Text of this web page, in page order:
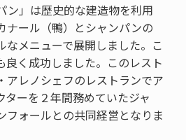
ン」は歴史的な建造物を利用
ナール（鴨）とシャンパンの
なメニューで展開しました。こ
良く成功しました。このレスト
アレノシェフのレストランでア
ターを２年間務めていたジャ
フォールとの共同経営となりま